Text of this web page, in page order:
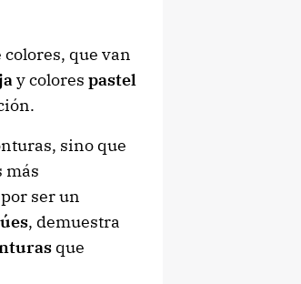
que van
y colores pastel
sino que
más
ser un
, demuestra
que